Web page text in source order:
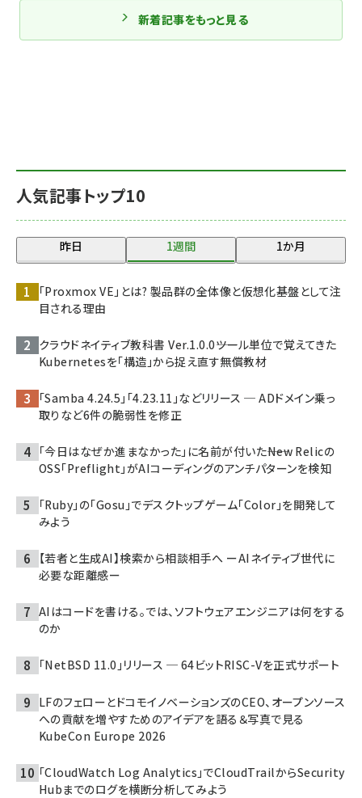
人気記事トップ10
昨日 1週間 1か月
「Proxmox VE」とは? 製品群の全体像と仮想化基盤として注
目される理由
クラウドネイティブ教科書 Ver.1.0.0――ツール単位で覚えてきた
Kubernetesを「構造」から捉え直す無償教材
「Samba 4.24.5」「4.23.11」などリリース ─ ADドメイン乗っ
取りなど6件の脆弱性を修正
「今日はなぜか進まなかった」に名前が付いた――New Relicの
OSS「Preflight」がAIコーディングのアンチパターンを検知
「Ruby」の「Gosu」でデスクトップゲーム「Color」を開発して
みよう
【若者と生成AI】検索から相談相手へ ーAIネイティブ世代に
必要な距離感ー
AIはコードを書ける。では、ソフトウェアエンジニアは何をする
のか
「NetBSD 11.0」リリース ─ 64ビットRISC-Vを正式サポート
LFのフェローとドコモイノベーションズのCEO、オープンソース
への貢献を増やすためのアイデアを語る＆写真で見る
KubeCon Europe 2026
「CloudWatch Log Analytics」でCloudTrailからSecurity
Hubまでのログを横断分析してみよう
新着記事をもっと見る